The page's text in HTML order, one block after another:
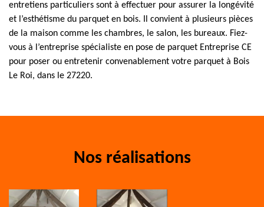
entretiens particuliers sont à effectuer pour assurer la longévité
et l’esthétisme du parquet en bois. Il convient à plusieurs pièces
de la maison comme les chambres, le salon, les bureaux. Fiez-
vous à l’entreprise spécialiste en pose de parquet Entreprise CE
pour poser ou entretenir convenablement votre parquet à Bois
Le Roi, dans le 27220.
Nos réalisations